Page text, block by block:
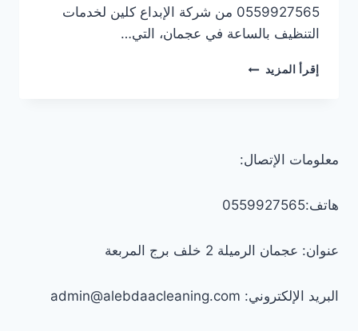
0559927565 من شركة الإبداع كلين لخدمات
التنظيف بالساعة في عجمان، التي…
إقرأ المزيد عاملات
معلومات الإتصال:
هاتف:0559927565
عنوان: عجمان الرميلة 2 خلف برج المربعة
البريد الإلكتروني: admin@alebdaacleaning.com